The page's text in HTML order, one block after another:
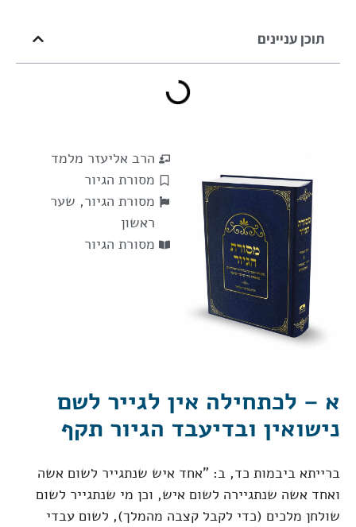
תוכן עניינים
הרב אליעזר מלמד
מסורת הגיור
מסורת הגיור, שער
ראשון
מסורת הגיור
א – לכתחילה אין לגייר לשם
נישואין ובדיעבד הגיור תקף
ברייתא ביבמות כד, ב: "אחד איש שנתגייר לשום אשה
ואחד אשה שנתגיירה לשום איש, וכן מי שנתגייר לשום
שולחן מלכים (כדי לקבל קצבה מהמלך), לשום עבדי